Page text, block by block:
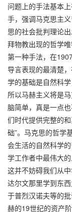
问题上的手法基本
手，强调马克思主
思的社会批判理论
拜物教出现的哲学唯
第一种手法，在
导言表现的最清楚
学的基础是自然科
所以马赫主义将是
脑简单，真是一点
们时代提供完整的
础”。马克思的哲学
会生活的自然科学
学工作者中最伟大
这并不妨碍我们从
达尔文那里学到东
于普烈汉诺夫等的
赫的19世纪的资产